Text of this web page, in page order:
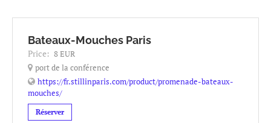
Bateaux-Mouches Paris
Price: 8 EUR
port de la conférence
https://fr.stillinparis.com/product/promenade-bateaux-
mouches/
Réserver